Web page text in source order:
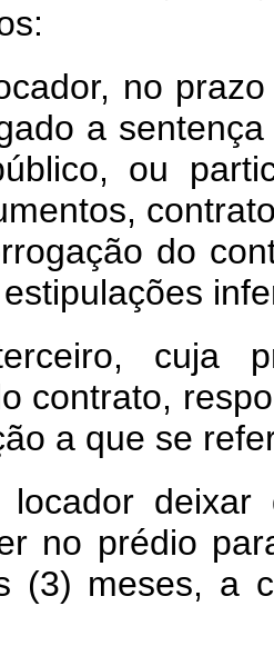
no
a
ou
do
cuja
contrato,
a que se
no prédio
(3) meses, a